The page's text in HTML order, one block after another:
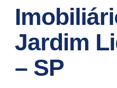
Jardim
– SP